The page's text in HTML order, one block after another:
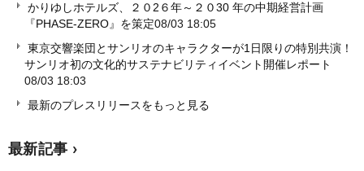
かりゆしホテルズ、２０2６年～２０30 年の中期経営計画
『PHASE‐ZERO』を策定08/03 18:05
東京交響楽団とサンリオのキャラクターが1日限りの特別共演！
サンリオ初の文化的サステナビリティイベント開催レポート
08/03 18:03
最新のプレスリリースをもっと見る
最新記事